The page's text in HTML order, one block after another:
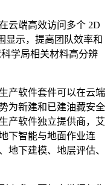
云端高效访问多个 2D
显示，提高团队效率和
学局相关材料高分辨
产软件套件可以在云端
为新建和已建油藏安全
产软件独立提供商，艾
下智能与地面作业连
地下建模、地层评估、